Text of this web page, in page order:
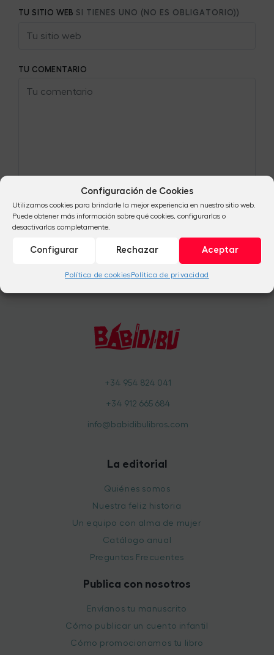
Configuración de Cookies
Utilizamos cookies para brindarle la mejor experiencia en nuestro sitio web.
Puede obtener más información sobre qué cookies, configurarlas o
desactivarlas completamente.
Aceptar
Rechazar
Configurar
Política de cookiesPolítica de privacidad
TU SITIO WEB SI TIENES UNO (NO ES OBLIGATORIO))
TU COMENTARIO
+34 954 824 041
+34 912 665 684
info@babidibulibros.com
La editorial
Quiénes somos
Nuestra feliz historia
Un equipo con alma de mujer
Catálogo anual
Preguntas Frecuentes
Publica con nosotros
Envíanos tu manuscrito
Cómo publicar un cuento infantil
Cómo promocionamos tu libro